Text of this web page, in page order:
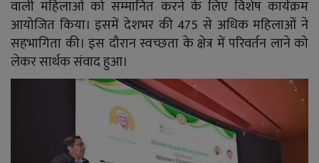
Language
English Hiindi
वाली महिलाओं को सम्मानित करने के लिए विशेष कार्यक्रम
आयोजित किया। इसमें देशभर की 475 से अधिक महिलाओं ने
सहभागिता की। इस दौरान स्वच्छता के क्षेत्र में परिवर्तन लाने को
लेकर सार्थक संवाद हुआ।